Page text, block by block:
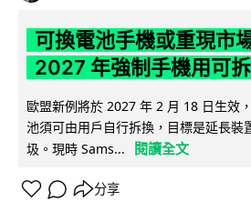
可換電池手機或重現市
2027 年強制手機用可
歐盟新例將於 2027 年 2 月 18 日生效
池須可由用戶自行拆換，目標是延長裝
圾。現時 Sams...
閱讀全文
分享